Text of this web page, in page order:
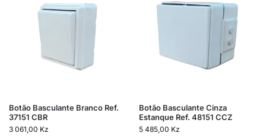
Botão Basculante Branco Ref.
37151 CBR
3 061,00 Kz
Botão Basculante Cinza
Estanque Ref. 48151 CCZ
5 485,00 Kz